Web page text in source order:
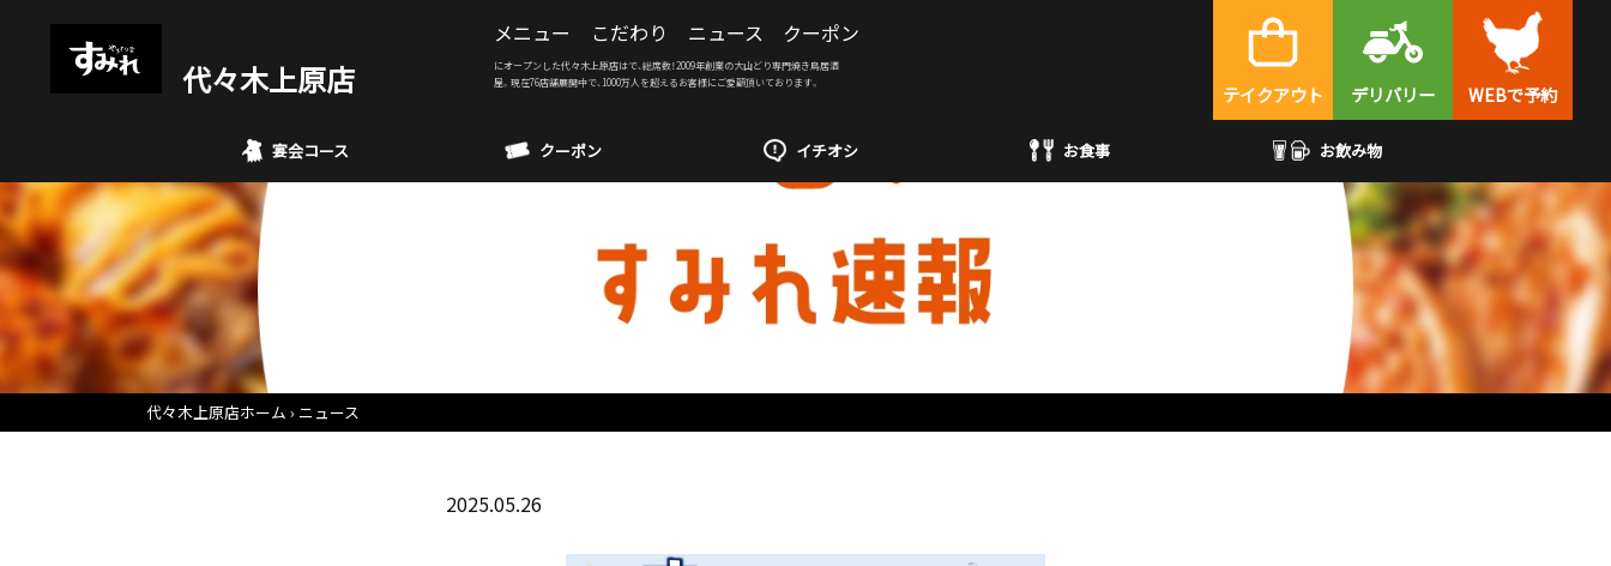
代々木上原店
メニュー こだわり ニュース クーポン
テイクアウト デリバリー WEBで予約
にオープンした代々木上原店はで、総席数！2009年創業の大山どり専門焼き鳥居酒
屋。現在76店舗展開中で、1000万人を超えるお客様にご愛顧頂いております。
宴会コース クーポン イチオシ お食事 お飲み物
代々木上原店ホーム ニュース
2025.05.26